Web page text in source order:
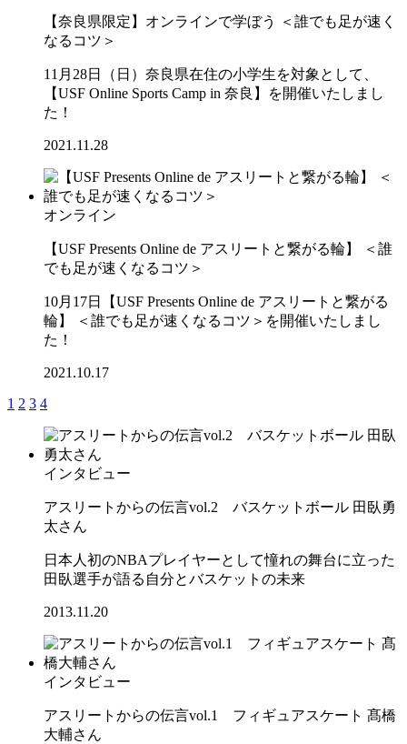
【奈良県限定】オンラインで学ぼう ＜誰でも足が速く
なるコツ＞
11月28日（日）奈良県在住の小学生を対象として、
【USF Online Sports Camp in 奈良】を開催いたしまし
た！
2021.11.28
オンライン
【USF Presents Online de アスリートと繋がる輪】 ＜誰
でも足が速くなるコツ＞
10月17日【USF Presents Online de アスリートと繋がる
輪】 ＜誰でも足が速くなるコツ＞を開催いたしまし
た！
2021.10.17
1 2 3 4
インタビュー
アスリートからの伝言vol.2 バスケットボール 田臥勇
太さん
日本人初のNBAプレイヤーとして憧れの舞台に立った
田臥選手が語る自分とバスケットの未来
2013.11.20
インタビュー
アスリートからの伝言vol.1 フィギュアスケート 髙橋
大輔さん